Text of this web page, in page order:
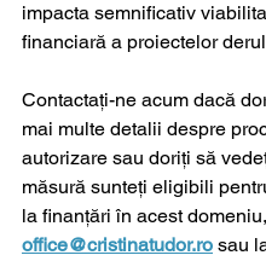
impacta semnificativ
financiară a proiectelor
Contactați-ne acum dacă
mai multe detalii despre
autorizare sau doriți să
măsură sunteți eligibili
la finanțări în acest
office@cristinatudor.ro sau